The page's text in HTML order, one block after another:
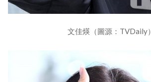
文佳煐（圖源：TVDaily）